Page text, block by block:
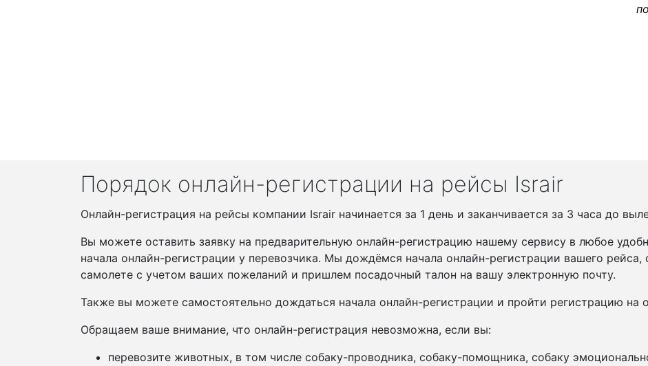
Порядок онлайн-регистрации на рейсы Israir
Онлайн-регистрация на рейсы компании Israir начинается за 1 день и заканчивается за 3 часа до
Вы можете оставить заявку на предварительную онлайн-регистрацию нашему сервису в любое
начала онлайн-регистрации у перевозчика. Мы дождёмся начала онлайн-регистрации вашего
самолете с учетом ваших пожеланий и пришлем посадочный талон на вашу электронную почту.
Также вы можете самостоятельно дождаться начала онлайн-регистрации и пройти регистрацию на
Обращаем ваше внимание, что онлайн-регистрация невозможна, если вы:
перевозите животных, в том числе собаку-проводника, собаку-помощника, собаку